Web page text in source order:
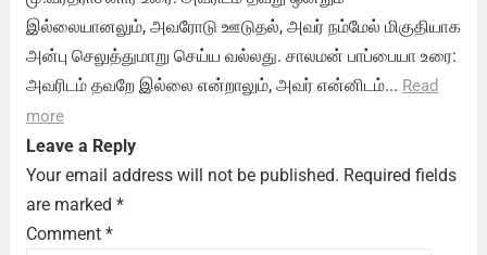
இல்லையானலும், அவரோடு ஊடுதல், அவர் நம்மேல் மிகுதியாக
அன்பு செலுத்துமாறு செய்ய வல்லது. சாலமன் பாப்பையா உரை:
அவரிடம் தவறே இல்லை என்றாலும், அவர் என்னிடம்... Read
more
Leave a Reply
Your email address will not be published. Required fields
are marked *
Comment *